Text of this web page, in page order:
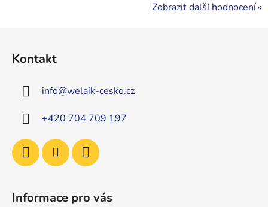
Zobrazit další hodnocení
Kontakt
info@welaik-cesko.cz
+420 704 709 197
Informace pro vás